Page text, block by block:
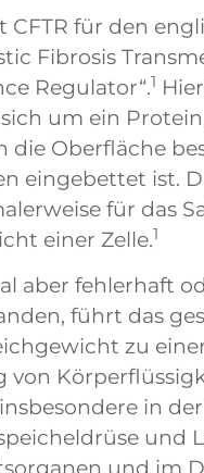
CFTR für den
Fibrosis
Regulator“.1
um ein
die Oberfläche
eingebettet ist.
für das
einer Zelle.1
aber fehlerhaft
führt das
zu
von
in
und